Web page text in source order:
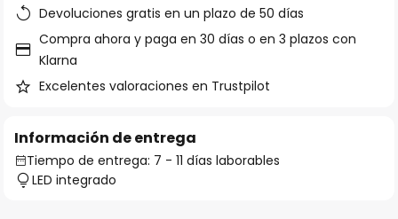
Devoluciones gratis en un plazo de 50 días
Compra ahora y paga en 30 días o en 3 plazos con
Klarna
Excelentes valoraciones en Trustpilot
Información de entrega
Tiempo de entrega: 7 - 11 días laborables
LED integrado